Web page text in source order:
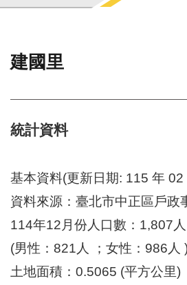
市
門
整
檢
索
統
文
化
局
化
資
建國里
統計資料
基本資料(更新日期: 115 年 02
資料來源：臺北市中正區戶政
114年12月份人口數：1,807人
(男性：821人 ；女性：986人 )
土地面積：0.5065 (平方公里)